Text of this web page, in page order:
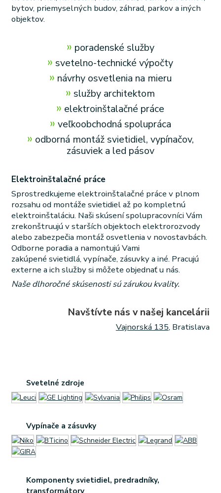
bytov, priemyselných budov, záhrad, parkov a iných
objektov.
» poradenské služby
» svetelno-technické výpočty
» návrhy osvetlenia na mieru
» služby architektom
» elektroinštalačné práce
» veľkoobchodná spolupráca
» odborná montáž svietidiel, vypínačov,
zásuviek a led pásov
Elektroinštalačné práce
Sprostredkujeme elektroinštalačné práce v plnom
rozsahu od montáže svietidiel až po kompletnú
elektroinštaláciu. Naši skúsení spolupracovníci Vám
zrekonštruujú v starších objektoch elektrorozvody
alebo zabezpečia montáž osvetlenia v novostavbách.
Odborne poradia a namontujú Vami
zakúpené svietidlá, vypínače, zásuvky a iné. Pracujú
externe a ich služby si môžete objednať u nás.
Naše dlhoročné skúsenosti sú zárukou kvality.
Navštívte nás v našej kancelárii
Vajnorská 135, Bratislava
Svetelné zdroje
Vypínače a zásuvky
Komponenty svietidiel, predradníky,
transformátory